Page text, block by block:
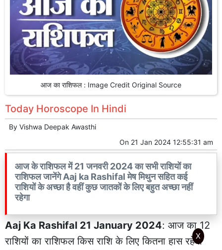
आज का राशिफल : Image Credit Original Source
Today Horoscope In Hindi
By Vishwa Deepak Awasthi
On 21 Jan 2024 12:55:31 am
आज के राशिफल में 21 जनवरी 2024 का सभी राशियों का
राशिफल जानेंगे Aaj ka Rashifal मेष मिथुन सहित कई
राशियों के अच्छा है वहीं कुछ जातकों के लिए बहुत अच्छा नहीं
रहेगा
Aaj Ka Rashifal 21 January 2024: आज का 12
राशियों का राशिफल किस राशि के लिए कितना हास रहेगा
X